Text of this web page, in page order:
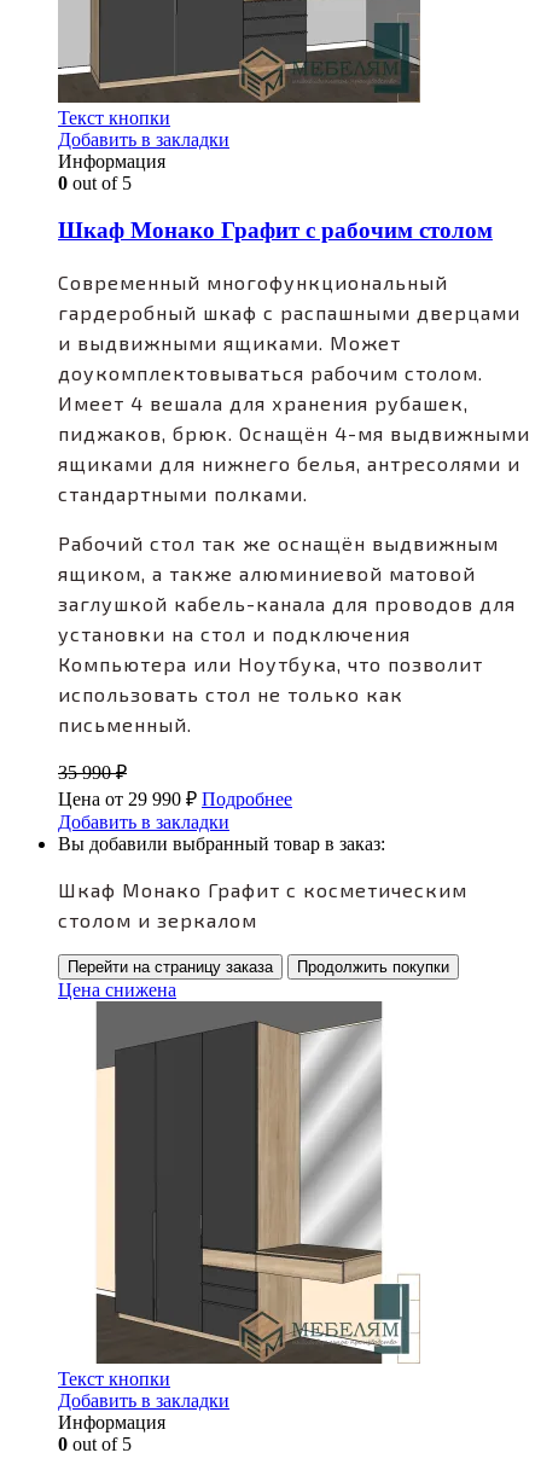
Текст кнопки
Добавить в закладки
Информация
0 out of 5
Шкаф Монако Графит c рабочим столом
Современный многофункциональный
гардеробный шкаф с распашными дверцами
и выдвижными ящиками. Может
доукомплектовываться рабочим столом.
Имеет 4 вешала для хранения рубашек,
пиджаков, брюк. Оснащён 4-мя выдвижными
ящиками для нижнего белья, антресолями и
стандартными полками.
Рабочий стол так же оснащён выдвижным
ящиком, а также алюминиевой матовой
заглушкой кабель-канала для проводов для
установки на стол и подключения
Компьютера или Ноутбука, что позволит
использовать стол не только как
письменный.
35 990₽
Цена от 29 990 ₽ Подробнее
Добавить в закладки
Вы добавили выбранный товар в заказ:
Шкаф Монако Графит с косметическим
столом и зеркалом
Перейти на страницу заказа Продолжить покупки
Цена снижена
Текст кнопки
Добавить в закладки
Информация
0 out of 5